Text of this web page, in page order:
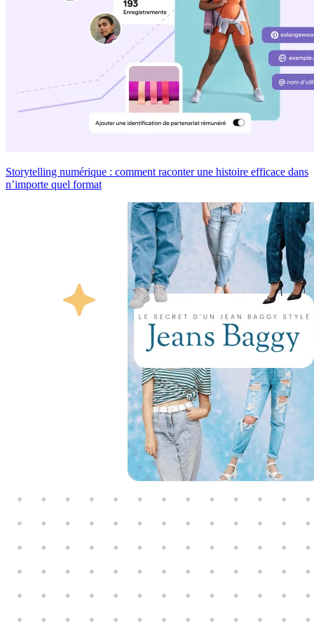
Storytelling numérique : comment raconter une histoire efficace dans
n’importe quel format